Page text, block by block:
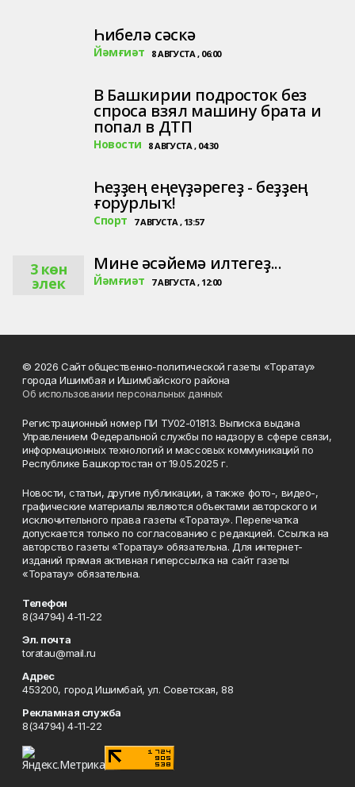
Һибелә сәскә
Йәмғиәт 8 АВГУСТА , 06:00
В Башкирии подросток без
спроса взял машину брата и
попал в ДТП
Новости 8 АВГУСТА , 04:30
Һеҙҙең еңеүҙәрегеҙ - беҙҙең
ғорурлыҡ!
Спорт 7 АВГУСТА , 13:57
3 көн
элек
Мине әсәйемә илтегеҙ...
Йәмғиәт 7 АВГУСТА , 12:00
© 2026 Сайт общественно-политической газеты «Торатау»
города Ишимбая и Ишимбайского района
Об использовании персональных данных
Регистрационный номер ПИ ТУ02-01813. Выписка выдана
Управлением Федеральной службы по надзору в сфере связи,
информационных технологий и массовых коммуникаций по
Республике Башкортостан от 19.05.2025 г.
Новости, статьи, другие публикации, а также фото-, видео-,
графические материалы являются объектами авторского и
исключительного права газеты «Торатау». Перепечатка
допускается только по согласованию с редакцией. Ссылка на
авторство газеты «Торатау» обязательна. Для интернет-
изданий прямая активная гиперссылка на сайт газеты
«Торатау» обязательна.
Телефон
8(34794) 4-11-22
Эл. почта
toratau@mail.ru
Адрес
453200, город Ишимбай, ул. Советская, 88
Рекламная служба
8(34794) 4-11-22